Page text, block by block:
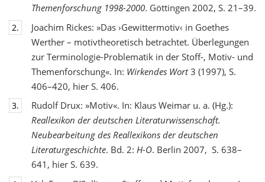
Themenforschung 1998-2000. Göttingen 2002, S. 21–39.
2.
Joachim Rickes: »Das ›Gewittermotiv‹ in Goethes
Werther – motivtheoretisch betrachtet. Überlegungen
zur Terminologie-Problematik in der Stoff-, Motiv- und
Themenforschung«. In: Wirkendes Wort3 (1997), S.
406–420, hier S. 406.
3.
Rudolf Drux: »Motiv«. In: Klaus Weimar u. a. (Hg.):
Reallexikon der deutschen Literaturwissenschaft.
Neubearbeitung des Reallexikons der deutschen
Literaturgeschichte. Bd. 2: H-O. Berlin 2007, S. 638–
641, hier S. 639.